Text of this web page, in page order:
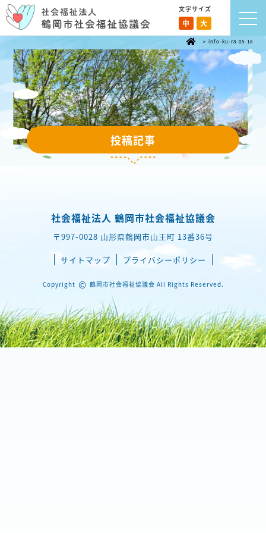
文字サイズ
中 大
> info-ku-r8-05-18
投稿記事
社会福祉法人 鶴岡市社会福祉協議会
〒997-0028 山形県鶴岡市山王町 13番36号
サイトマップ プライバシーポリシー
Copyright © 鶴岡市社会福祉協議会 All Rights Reserved.